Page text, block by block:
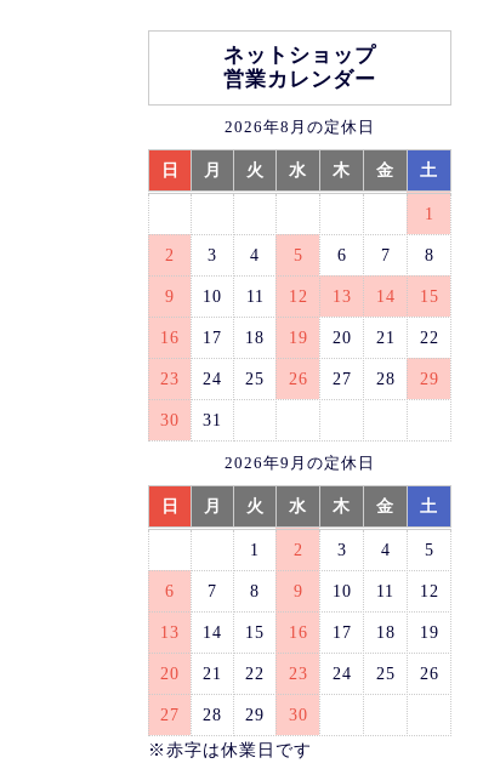
ネットショップ
営業カレンダー
2026年8月の定休日
日 月 火 水 木 金 土
1
2 3 4 5 6 7 8
9 10 11 12 13 14 15
16 17 18 19 20 21 22
23 24 25 26 27 28 29
30 31
2026年9月の定休日
日 月 火 水 木 金 土
1 2 3 4 5
6 7 8 9 10 11 12
13 14 15 16 17 18 19
20 21 22 23 24 25 26
27 28 29
30
※赤字は休業日です